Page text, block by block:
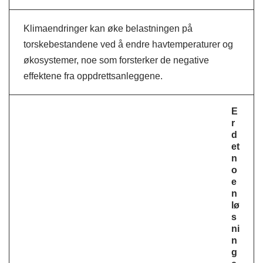
Klimaendringer kan øke belastningen på
torskebestandene ved å endre havtemperaturer og
økosystemer, noe som forsterker de negative
effektene fra oppdrettsanleggene.
E
r
d
et
n
o
e
n
lø
s
ni
n
g